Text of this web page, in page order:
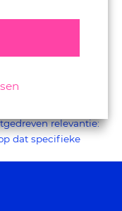
Juist daardoor is de
en
relevantie:
dat specifieke